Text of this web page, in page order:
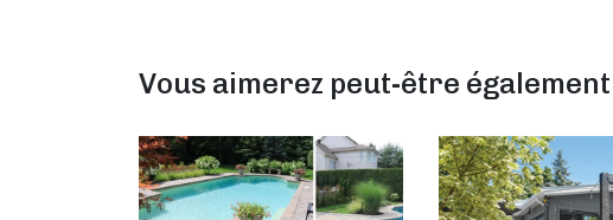
Vous aimerez peut-être également